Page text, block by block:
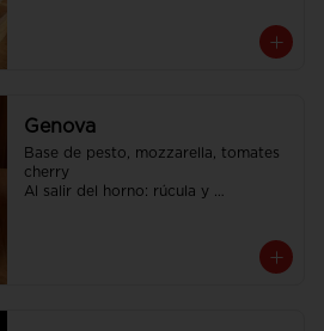
Genova
Base de pesto, mozzarella, tomates
cherry
Al salir del horno: rúcula y